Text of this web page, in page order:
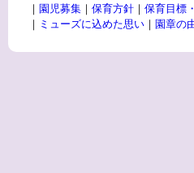
｜ 園児募集 ｜ 保育方針 ｜ 保育目標
｜ ミューズに込めた思い ｜ 園章の